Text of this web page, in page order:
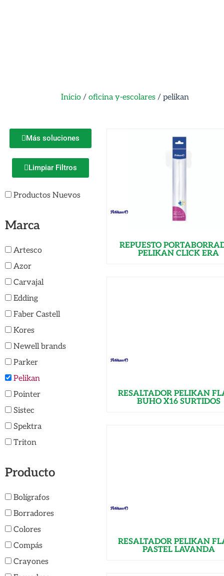
Inicio / oficina y-escolares / pelikan
Más soluciones
Limpiar Filtros
Productos Nuevos
Marca
Artesco
Azor
Carvajal
Edding
Faber Castell
Kores
Newell brands
Parker
Pelikan
Pointer
Sistec
Spektra
Triton
Producto
Bolígrafos
Borradores
Colores
Compás
Crayones
REPUESTO
PELIKAN CLICK ERA
RESALTADOR PELIKAN
BUHO X16 SURTIDOS
RESALTADOR PELIKAN
PASTEL LAVANDA